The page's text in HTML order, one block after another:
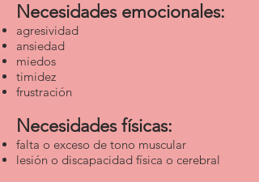
Necesidades emocionales:
agresividad
ansiedad
miedos
timidez
frustración
Necesidades físicas:
falta o exceso de tono muscular
lesión o discapacidad física o cerebral